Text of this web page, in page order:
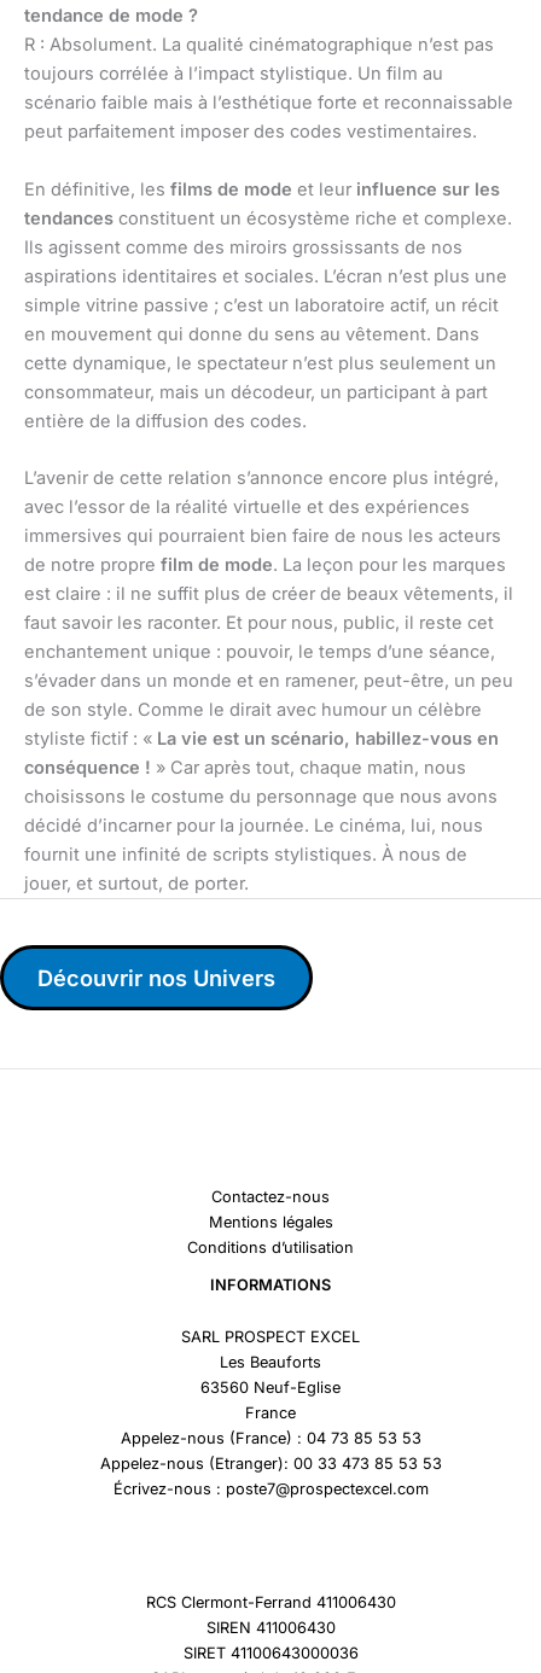
tendance de mode ?
R : Absolument. La qualité cinématographique n’est pas
toujours corrélée à l’impact stylistique. Un film au
scénario faible mais à l’esthétique forte et reconnaissable
peut parfaitement imposer des codes vestimentaires.
En définitive, les films de mode et leur influence sur les
tendances constituent un écosystème riche et complexe.
Ils agissent comme des miroirs grossissants de nos
aspirations identitaires et sociales. L’écran n’est plus une
simple vitrine passive ; c’est un laboratoire actif, un récit
en mouvement qui donne du sens au vêtement. Dans
cette dynamique, le spectateur n’est plus seulement un
consommateur, mais un décodeur, un participant à part
entière de la diffusion des codes.
L’avenir de cette relation s’annonce encore plus intégré,
avec l’essor de la réalité virtuelle et des expériences
immersives qui pourraient bien faire de nous les acteurs
de notre propre film de mode. La leçon pour les marques
est claire : il ne suffit plus de créer de beaux vêtements, il
faut savoir les raconter. Et pour nous, public, il reste cet
enchantement unique : pouvoir, le temps d’une séance,
s’évader dans un monde et en ramener, peut-être, un peu
de son style. Comme le dirait avec humour un célèbre
styliste fictif : « La vie est un scénario, habillez-vous en
conséquence ! » Car après tout, chaque matin, nous
choisissons le costume du personnage que nous avons
décidé d’incarner pour la journée. Le cinéma, lui, nous
fournit une infinité de scripts stylistiques. À nous de
jouer, et surtout, de porter.
Découvrir nos Univers
Contactez-nous
Mentions légales
Conditions d’utilisation
INFORMATIONS
SARL PROSPECT EXCEL
Les Beauforts
63560 Neuf-Eglise
France
Appelez-nous (France) : 04 73 85 53 53
Appelez-nous (Etranger): 00 33 473 85 53 53
Écrivez-nous : poste7@prospectexcel.com
RCS Clermont-Ferrand 411006430
SIREN 411006430
SIRET 41100643000036